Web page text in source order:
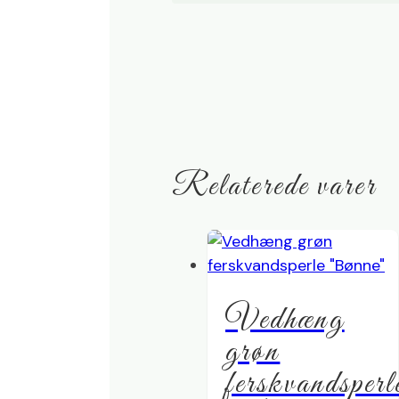
Relaterede varer
Vedhæng
grøn